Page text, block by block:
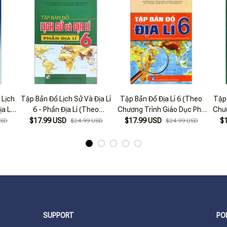
Lí
Tập Bản Đồ Lịch Sử Và Địa Lí
6 - Phần Địa Lí (Theo
Chương Trình Giáo Dục Phổ
$17.99 USD $24.99 USD
Tập Bản Đồ Địa Lí 6 (Theo
Chương Trình Giáo Dục Phổ
Thông 2018) (2022)
$17.99 USD $24.99 USD
SUPPORT